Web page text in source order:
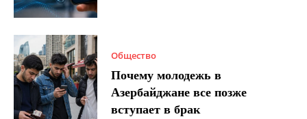
Общество
Почему молодежь в
Азербайджане все позже
вступает в брак